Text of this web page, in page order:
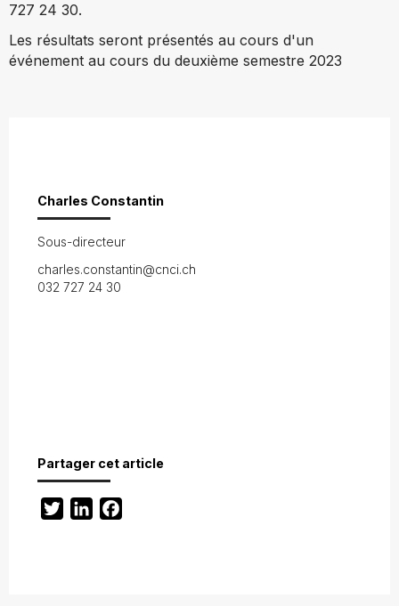
727 24 30.
Les résultats seront présentés au cours d'un
événement au cours du deuxième semestre 2023
Charles Constantin
Sous-directeur
charles.constantin@cnci.ch
032 727 24 30
Partager cet article
TwitterLinkedIn